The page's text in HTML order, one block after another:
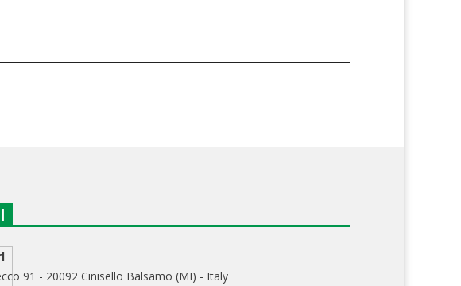
91 - 20092 Cinisello Balsamo (MI) - Italy